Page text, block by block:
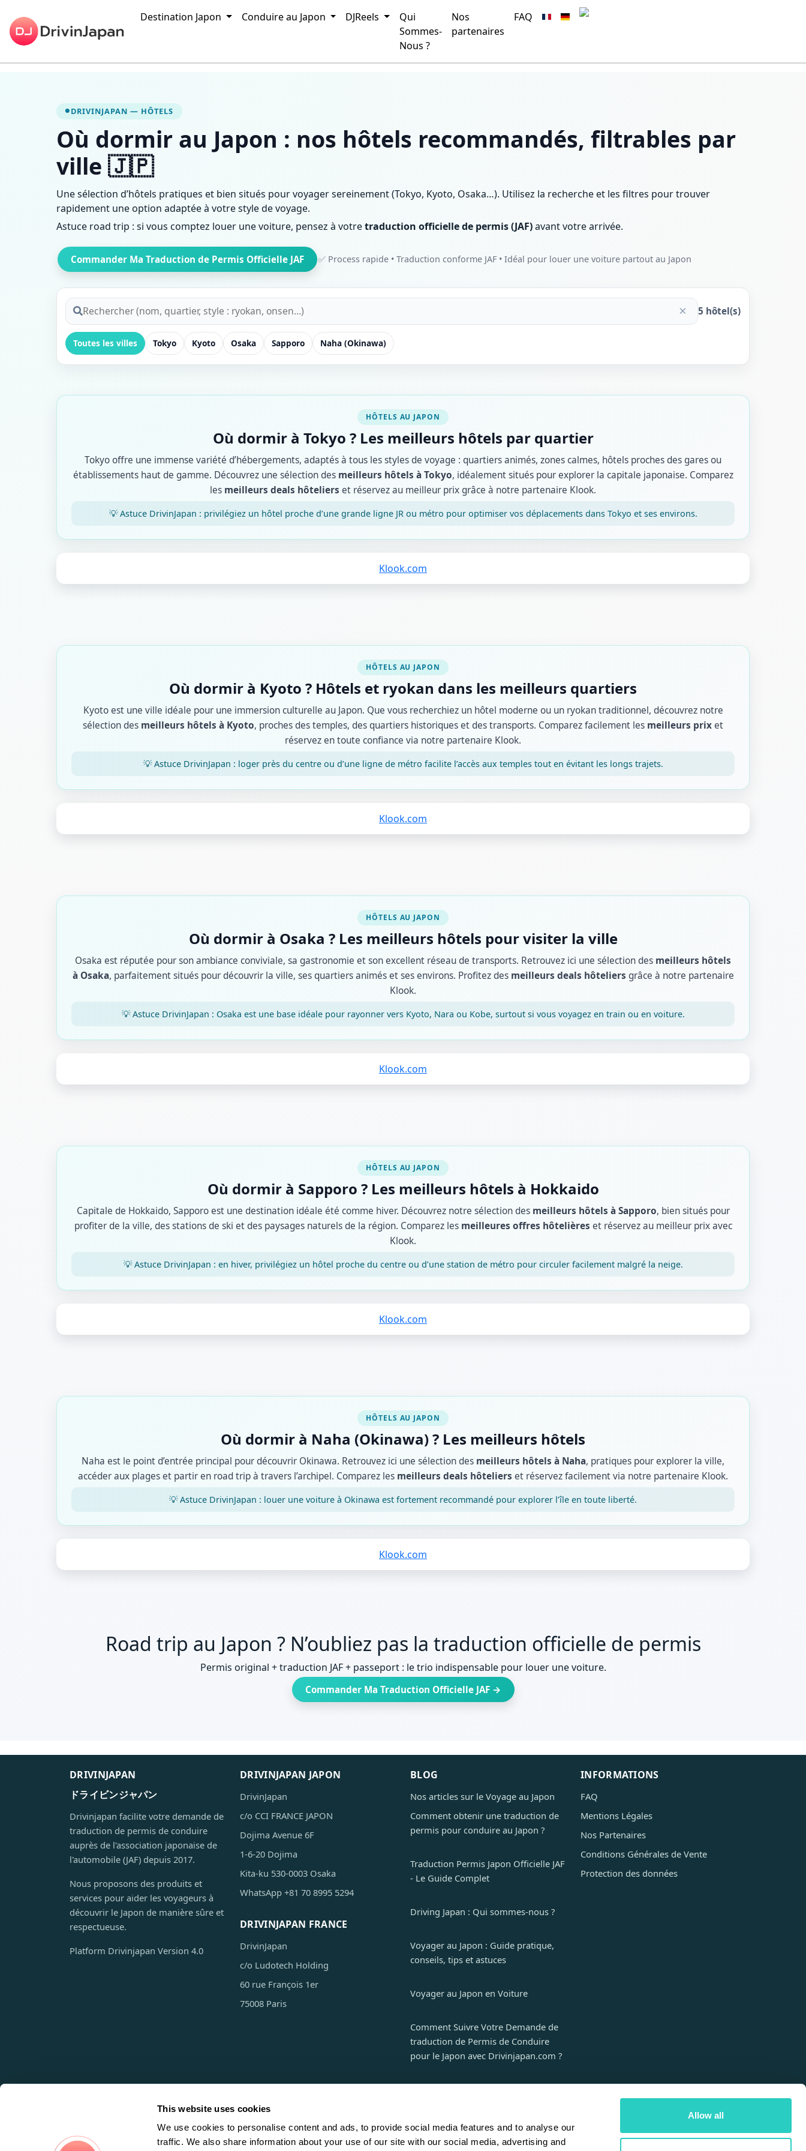
This website uses cookies
We use cookies to personalise content and ads, to provide social media features and to analyse our
traffic. We also share information about your use of our site with our social media, advertising and
Allow all
Destination Japon Conduire au Japon DJReels
Qui
Sommes-
Nous ?
Nos
partenaires
FAQ
DRIVINJAPAN — HÔTELS
Où dormir au Japon : nos hôtels recommandés, filtrables par
ville 🇯🇵
Une sélection d’hôtels pratiques et bien situés pour voyager sereinement (Tokyo, Kyoto, Osaka…). Utilisez la recherche et les filtres pour trouver
rapidement une option adaptée à votre style de voyage.
Astuce road trip : si vous comptez louer une voiture, pensez à votretraduction officielle de permis (JAF)avant votre arrivée.
Commander Ma Traduction de Permis Officielle JAF ✅ Process rapide • Traduction conforme JAF • Idéal pour louer une voiture partout au Japon
× 5 hôtel(s)
Toutes les villes Tokyo Kyoto Osaka Sapporo Naha (Okinawa)
HÔTELS AU JAPON
Où dormir à Tokyo ? Les meilleurs hôtels par quartier
Tokyo offre une immense variété d’hébergements, adaptés à tous les styles de voyage : quartiers animés, zones calmes, hôtels proches des gares ou
établissements haut de gamme. Découvrez une sélection des meilleurs hôtels à Tokyo, idéalement situés pour explorer la capitale japonaise. Comparez
les meilleurs deals hôteliers et réservez au meilleur prix grâce à notre partenaire Klook.
💡 Astuce DrivinJapan : privilégiez un hôtel proche d’une grande ligne JR ou métro pour optimiser vos déplacements dans Tokyo et ses environs.
Klook.com
HÔTELS AU JAPON
Où dormir à Kyoto ? Hôtels et ryokan dans les meilleurs quartiers
Kyoto est une ville idéale pour une immersion culturelle au Japon. Que vous recherchiez un hôtel moderne ou un ryokan traditionnel, découvrez notre
sélection des meilleurs hôtels à Kyoto, proches des temples, des quartiers historiques et des transports. Comparez facilement les meilleurs prixet
réservez en toute confiance via notre partenaire Klook.
💡 Astuce DrivinJapan : loger près du centre ou d’une ligne de métro facilite l’accès aux temples tout en évitant les longs trajets.
Klook.com
HÔTELS AU JAPON
Où dormir à Osaka ? Les meilleurs hôtels pour visiter la ville
Osaka est réputée pour son ambiance conviviale, sa gastronomie et son excellent réseau de transports. Retrouvez ici une sélection des meilleurs hôtels
à Osaka, parfaitement situés pour découvrir la ville, ses quartiers animés et ses environs. Profitez des meilleurs deals hôteliers grâce à notre partenaire
Klook.
💡 Astuce DrivinJapan : Osaka est une base idéale pour rayonner vers Kyoto, Nara ou Kobe, surtout si vous voyagez en train ou en voiture.
Klook.com
HÔTELS AU JAPON
Où dormir à Sapporo ? Les meilleurs hôtels à Hokkaido
Capitale de Hokkaido, Sapporo est une destination idéale été comme hiver. Découvrez notre sélection des meilleurs hôtels à Sapporo, bien situés pour
profiter de la ville, des stations de ski et des paysages naturels de la région. Comparez les meilleures offres hôtelières et réservez au meilleur prix avec
Klook.
💡 Astuce DrivinJapan : en hiver, privilégiez un hôtel proche du centre ou d’une station de métro pour circuler facilement malgré la neige.
Klook.com
HÔTELS AU JAPON
Où dormir à Naha (Okinawa) ? Les meilleurs hôtels
Naha est le point d’entrée principal pour découvrir Okinawa. Retrouvez ici une sélection des meilleurs hôtels à Naha, pratiques pour explorer la ville,
accéder aux plages et partir en road trip à travers l’archipel. Comparez les meilleurs deals hôteliers et réservez facilement via notre partenaire Klook.
💡 Astuce DrivinJapan : louer une voiture à Okinawa est fortement recommandé pour explorer l’île en toute liberté.
Klook.com
Road trip au Japon ? N’oubliez pas la traduction officielle de permis
Permis original + traduction JAF + passeport : le trio indispensable pour louer une voiture.
Commander Ma Traduction Officielle JAF →
DRIVINJAPAN
ドライビンジャパン
Drivinjapan facilite votre demande de
traduction de permis de conduire
auprès de l'association japonaise de
l'automobile (JAF) depuis 2017.
Nous proposons des produits et
services pour aider les voyageurs à
découvrir le Japon de manière sûre et
respectueuse.
Platform Drivinjapan Version 4.0
DRIVINJAPAN JAPON
DrivinJapan
c/o CCI FRANCE JAPON
Dojima Avenue 6F
1-6-20 Dojima
Kita-ku 530-0003 Osaka
WhatsApp +81 70 8995 5294
DRIVINJAPAN FRANCE
DrivinJapan
c/o Ludotech Holding
60 rue François 1er
75008 Paris
BLOG
Nos articles sur le Voyage au Japon
Comment obtenir une traduction de
permis pour conduire au Japon ?
Traduction Permis Japon Officielle JAF
- Le Guide Complet
Driving Japan : Qui sommes-nous ?
Voyager au Japon : Guide pratique,
conseils, tips et astuces
Voyager au Japon en Voiture
Comment Suivre Votre Demande de
traduction de Permis de Conduire
pour le Japon avec Drivinjapan.com ?
INFORMATIONS
FAQ
Mentions Légales
Nos Partenaires
Conditions Générales de Vente
Protection des données
Commander Votre Traduction de Permis de Conduire pour le Japon dès Maintenant